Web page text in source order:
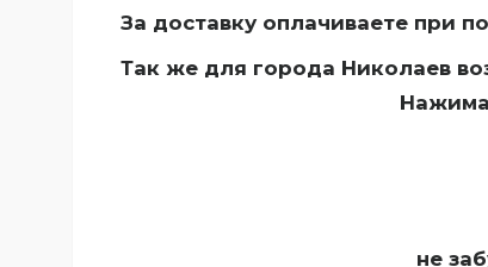
За доставку оплачиваете при
Так же для города Николаев
не